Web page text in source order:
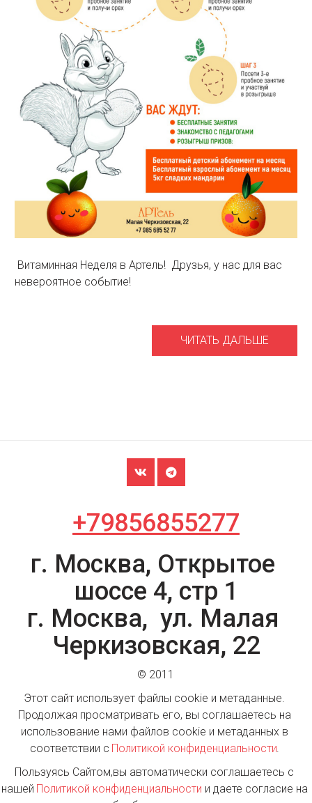
Витаминная Неделя в Артель! Друзья, у нас для вас
невероятное событие!
ЧИТАТЬ ДАЛЬШЕ
+79856855277
г. Москва, Открытое
шоссе 4, стр 1
г. Москва,  ул. Малая
Черкизовская, 22
© 2011
Этот сайт использует файлы cookie и метаданные.
Продолжая просматривать его, вы соглашаетесь на
использование нами файлов cookie и метаданных в
соответствии с Политикой конфиденциальности.
Пользуясь Сайтом,вы автоматически соглашаетесь с
нашей Политикой конфиденциальности и даете согласие на